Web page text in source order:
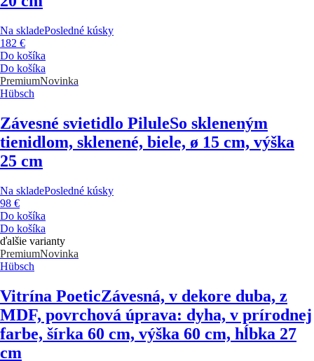
Na skladePosledné kúsky
182 €
Do košíka
Do košíka
PremiumNovinka
Hübsch
Závesné svietidlo PiluleSo skleneným
tienidlom, sklenené, biele, ø 15 cm, výška
25 cm
Na skladePosledné kúsky
98 €
Do košíka
Do košíka
ďalšie varianty
PremiumNovinka
Hübsch
Vitrína PoeticZávesná, v dekore duba, z
MDF, povrchová úprava: dyha, v prírodnej
farbe, šírka 60 cm, výška 60 cm, hĺbka 27
cm